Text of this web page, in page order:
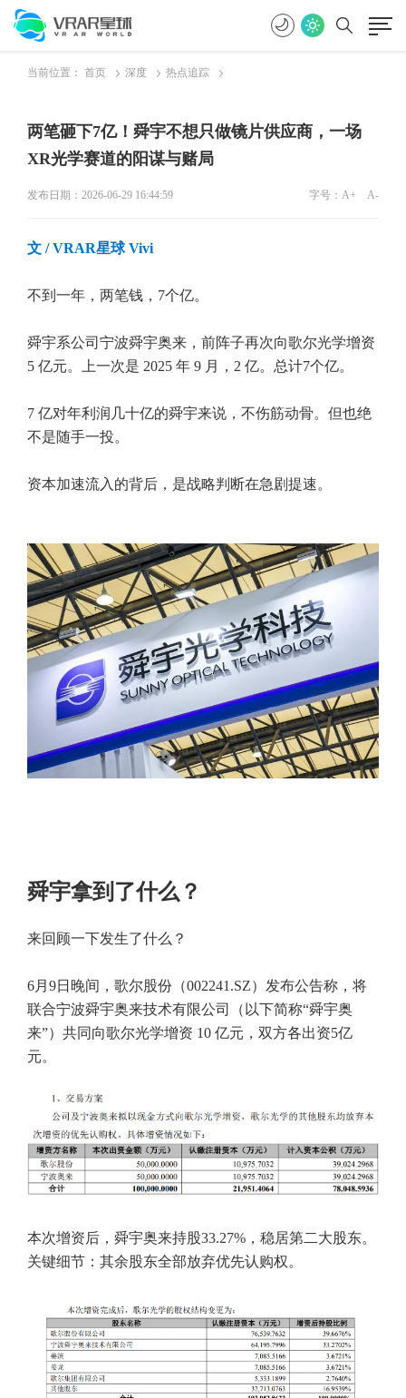
当前位置： 首页 深度 热点追踪
两笔砸下7亿！舜宇不想只做镜片供应商，一场
XR光学赛道的阳谋与赌局
发布日期：2026-06-29 16:44:59 字号： A+ A-
文 / VRAR星球 Vivi
不到一年，两笔钱，7个亿。
舜宇系公司宁波舜宇奥来，前阵子再次向歌尔光学增资
5 亿元。上一次是 2025 年 9 月，2 亿。总计7个亿。
7 亿对年利润几十亿的舜宇来说，不伤筋动骨。但也绝
不是随手一投。
资本加速流入的背后，是战略判断在急剧提速。
舜宇拿到了什么？
来回顾一下发生了什么？
6月9日晚间，歌尔股份（002241.SZ）发布公告称，将
联合宁波舜宇奥来技术有限公司（以下简称“舜宇奥
来”）共同向歌尔光学增资 10 亿元，双方各出资5亿
元。
本次增资后，舜宇奥来持股33.27%，稳居第二大股东。
关键细节：其余股东全部放弃优先认购权。